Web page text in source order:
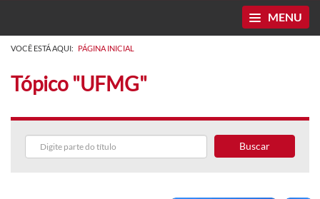
MENU
VOCÊ ESTÁ AQUI: PÁGINA INICIAL
Tópico "UFMG"
Buscar